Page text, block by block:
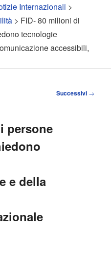
Internazionali >
> FID- 80 milioni di
tecnologie
accessibili,
Successivi →
persone
e della